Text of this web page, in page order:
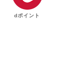
dポイント